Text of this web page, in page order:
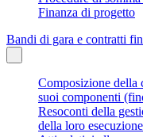
Finanza di progetto
Bandi di gara e contratti
Composizione della
suoi componenti
Resoconti della
della loro